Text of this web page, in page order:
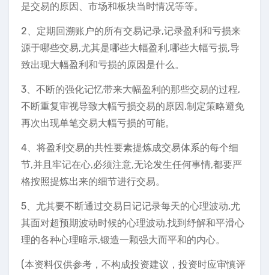
是交易的原因、市场和板块当时情况等等。
2、定期回溯账户的所有交易记录,记录盈利和亏损来
源于哪些交易,尤其是哪些大幅盈利,哪些大幅亏损,导
致出现大幅盈利和亏损的原因是什么。
3、不断的强化记忆带来大幅盈利的那些交易的过程,
不断重复审视导致大幅亏损交易的原因,制定策略避免
再次出现单笔交易大幅亏损的可能。
4、将盈利交易的共性要素提炼成交易体系的每个细
节,并且牢记在心,必须注意,无论发生任何事情,都要严
格按照提炼出来的细节进行交易。
5、尤其要不断通过交易日记记录每天的心理波动,尤
其面对超预期波动时候的心理波动,找到纾解和平滑心
理的各种心理暗示,锻造一颗强大而平和的内心。
(本资料仅供参考，不构成投资建议，投资时应审慎评